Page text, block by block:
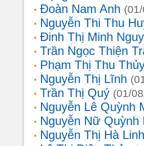
Đoàn Nam Anh
Nguyễn Thi Thu
Đinh Thị Minh
Trần Ngọc Thiện
Phạm Thị Thu
Nguyễn Thị Lĩnh
Trần Thị Quý (01/
Nguyễn Lê Quỳnh
Nguyễn Nữ
Nguyễn Thị Hà Linh